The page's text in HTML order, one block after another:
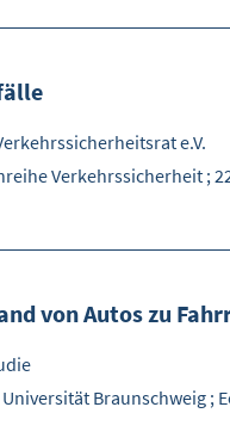
e.V.
Verkehrssicherheit ;
von Autos zu
Braunschweig;